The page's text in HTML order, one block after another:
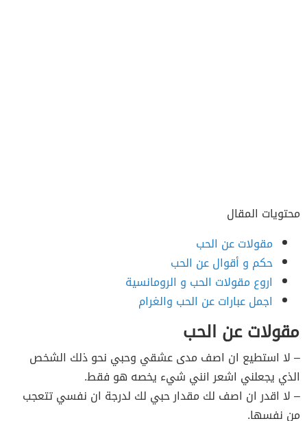
محتويات المقال
مقولات عن الحب
حكم و أقوال عن الحب
اروع مقولات الحب و الرومانسية
اجمل عبارات عن الحب والغرام
مقولات عن الحب
– لا استطيع ان اصف مدى عشقي وحبي نحو ذلك الشخص
الذي يجعلني اشعر انني شيء يخصه هو فقط.
– لا اقدر ان اصف لك مقدار حبي لك لدرجة ان نفسي تتعجب
من نفسها.